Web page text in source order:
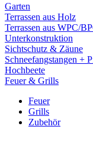
Garten
Terrassen aus Holz
Terrassen aus WPC/
Unterkonstruktion
Sichtschutz & Zäune
Schneefangstangen +
Hochbeete
Feuer & Grills
Feuer
Grills
Zubehör